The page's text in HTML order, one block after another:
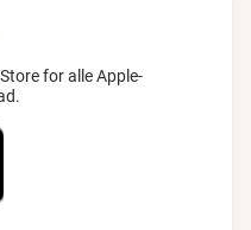
for alle Apple-